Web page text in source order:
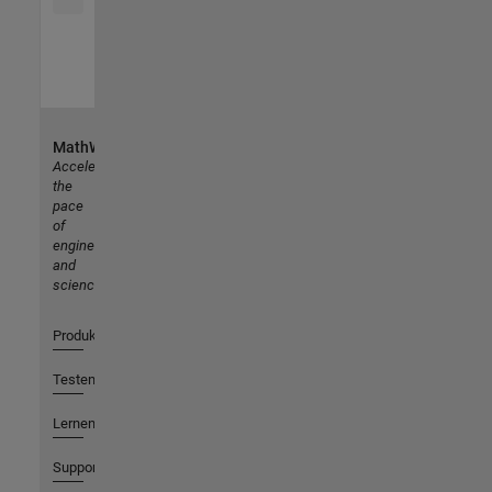
MathWorks
Accelerating
the
pace
of
engineering
and
science
Produkte
Testen oder Kaufen
Lernen
Support